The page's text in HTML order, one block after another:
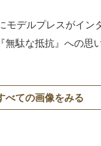
モデルプレスがイ
駄な抵抗』への思
べての画像をみる